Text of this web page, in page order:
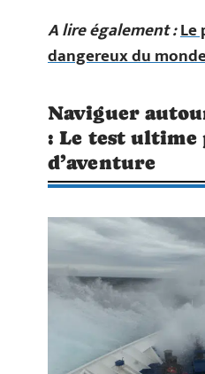
A lire également :Le
dangereux du
Naviguer
: Le test
d’aventure